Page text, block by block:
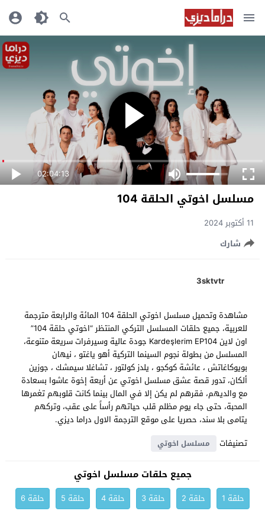
02:04:13
مسلسل اخوتي الحلقة 104
11 أكتوبر 2024
شارك
3sktvtr
مشاهدة وتحميل مسلسل اخوتي الحلقة 104 المائة والرابعة مترجمة
للعربية، جميع حلقات المسلسل التركي المنتظر “اخوتي حلقة 104”
اون لاين Kardeşlerim EP104 جودة عالية وسيرفرات سريعة متنوعة،
المسلسل من بطولة نجوم السينما التركية أهو ياغتو ، نيهان
بويوكاغاتش ، عائشة كوكجو ، يلدز كولتور ، تشاغلا سيمشك ، جوزين
ألكان، تدور قصة عشق مسلسل اخوتي عن أربعة إخوة عاشوا بسعادة
مع والديهم، فقرهم لم يكن إلا في المال بينما كانت قلوبهم تغمرها
المحبة، حتى جاء يوم مظلم قلب حياتهم رأساً على عقب، وتركهم
يتامى بلا سند، حصريا على موقع الترجمة الاول دراما ديزي.
تصنيفات
مسلسل اخوتي
جميع حلقات مسلسل اخوتي
حلقة 1 حلقة 2 حلقة 3 حلقة 4 حلقة 5
حلقة 6